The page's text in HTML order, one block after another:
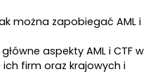
można zapobiegać AML i
aspekty AML i CTF w
ich firm oraz krajowych i